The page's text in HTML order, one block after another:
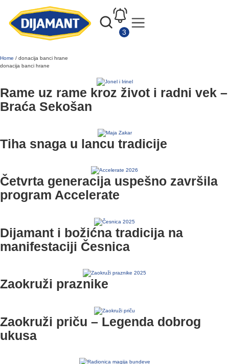
Home / donacija banci hrane
donacija banci hrane
Rame uz rame kroz život i radni vek –
Braća Sekošan
Tiha snaga u lancu tradicije
Četvrta generacija uspešno završila
program Accelerate
Dijamant i božićna tradicija na
manifestaciji Česnica
Zaokruži praznike
Zaokruži priču – Legenda dobrog
ukusa